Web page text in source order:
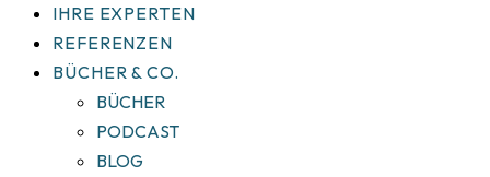
IHRE EXPERTEN
REFERENZEN
BÜCHER & CO.
BÜCHER
PODCAST
BLOG